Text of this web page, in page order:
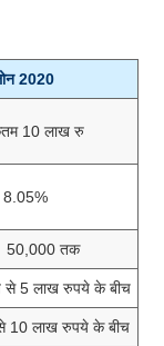
2020
10 लाख रु
8.05%
50,000 तक
5 लाख रुपये के बीच
10 लाख रुपये के बीच